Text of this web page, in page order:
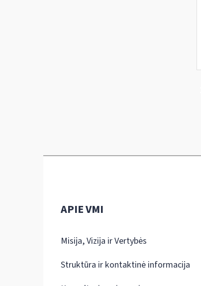
APIE VMI
Misija, Vizija ir Vertybės
Struktūra ir kontaktinė informacija